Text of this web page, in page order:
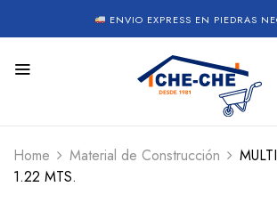
ENVIO EXPRESS EN PIEDRAS
Home Material de Construcción
1.22 MTS.